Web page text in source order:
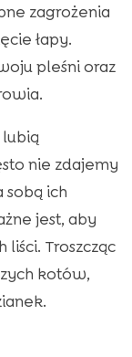
zagrożenia
łapy.
pleśni oraz
nie zdajemy
sobą ich
jest, aby
liści. Troszcząc
kotów,